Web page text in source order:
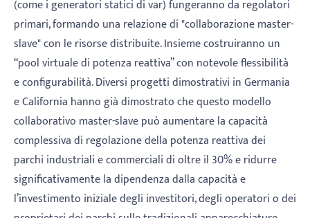
(come i generatori statici di var) fungeranno da regolatori
primari, formando una relazione di "collaborazione master-
slave" con le risorse distribuite. Insieme costruiranno un
“pool virtuale di potenza reattiva” con notevole flessibilità
e configurabilità. Diversi progetti dimostrativi in ​​Germania
e California hanno già dimostrato che questo modello
collaborativo master-slave può aumentare la capacità
complessiva di regolazione della potenza reattiva dei
parchi industriali e commerciali di oltre il 30% e ridurre
significativamente la dipendenza dalla capacità e
l’investimento iniziale degli investitori, degli operatori o dei